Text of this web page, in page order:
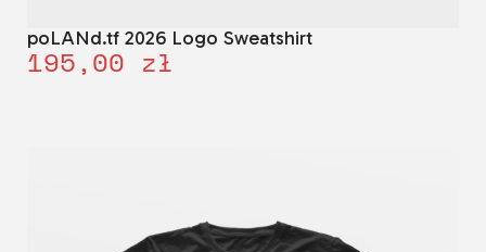
poLANd.tf 2026 Logo Sweatshirt
195,00 zł